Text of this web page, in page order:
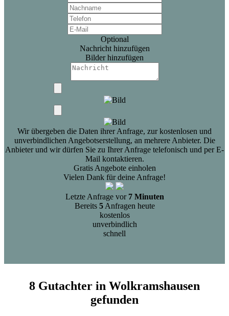
Optional
Nachricht hinzufügen
Bilder hinzufügen
Wir übergeben die Daten ihrer Anfrage, zur kostenlosen und
unverbindlichen Angebotserstellung, an mehrere Anbieter. Die
Anbieter und wir dürfen Sie zu Ihrer Anfrage telefonisch und per E-
Mail kontaktieren.
Gratis Angebote einholen
Vielen Dank für deine Anfrage!
Letzte Anfrage vor 7 Minuten
Bereits 5Anfragen heute
kostenlos
unverbindlich
schnell
8 Gutachter in Wolkramshausen
gefunden